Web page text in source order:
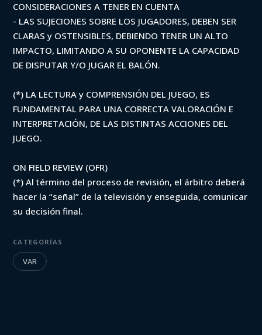
CONSIDERACIONES A TENER EN CUENTA
- LAS SUJECIONES SOBRE LOS JUGADORES, DEBEN SER
CLARAS y OSTENSIBLES, DEBIENDO TENER UN ALTO
IMPACTO, LIMITANDO A SU OPONENTE LA CAPACIDAD
DE DISPUTAR Y/O JUGAR EL BALÓN.
(*) LA LECTURA y COMPRENSIÓN DEL JUEGO, ES
FUNDAMENTAL PARA UNA CORRECTA VALORACIÓN E
INTERPRETACIÓN, DE LAS DISTINTAS ACCIONES DEL
JUEGO.
ON FIELD REVIEW (OFR)
(*) Al término del proceso de revisión, el árbitro deberá
hacer la “señal” de la televisión y enseguida, comunicar
su decisión final.
CATEGORÍAS
VAR